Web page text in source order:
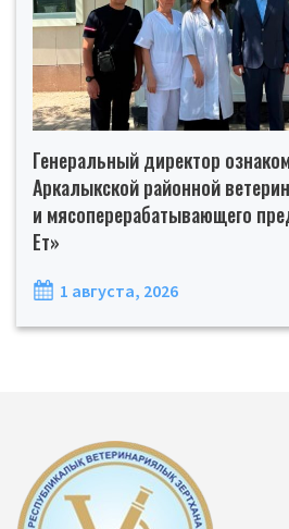
Генеральный директор
Аркалыкской районной
и мясоперерабатывающего
Ет»
1 августа, 2026